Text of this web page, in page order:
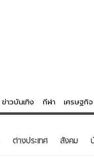
ข่าวบันเทิง กีฬา เศรษฐกิจ
ดูดวง - ตรวจหวย
ต่างประเทศ สังคม